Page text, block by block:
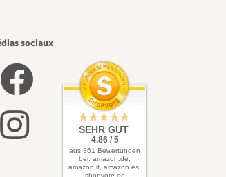
sociaux
SEHR GUT
4.86 / 5
aus 861 Bewertungen
bei: amazon.de,
amazon.it, amazon.es,
shopvote.de